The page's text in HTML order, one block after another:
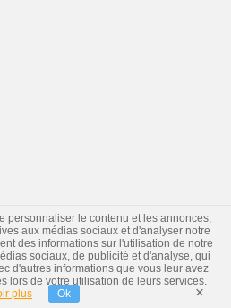
personnaliser le contenu et les annonces,
aux médias sociaux et d'analyser notre
des informations sur l'utilisation de notre
sociaux, de publicité et d'analyse, qui
d'autres informations que vous leur avez
lors de votre utilisation de leurs services.
plus
Ok ×